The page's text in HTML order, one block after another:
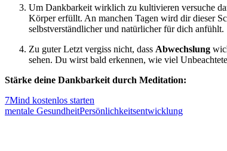
Um Dankbarkeit wirklich zu kultivieren versuche
Körper erfüllt. An manchen Tagen wird dir dieser
selbstverständlicher und natürlicher für dich anfühlt.
Zu guter Letzt vergiss nicht, dass Abwechslung
sehen. Du wirst bald erkennen, wie viel
Stärke deine Dankbarkeit durch Meditation:
7Mind kostenlos starten
mentale GesundheitPersönlichkeitsentwicklung